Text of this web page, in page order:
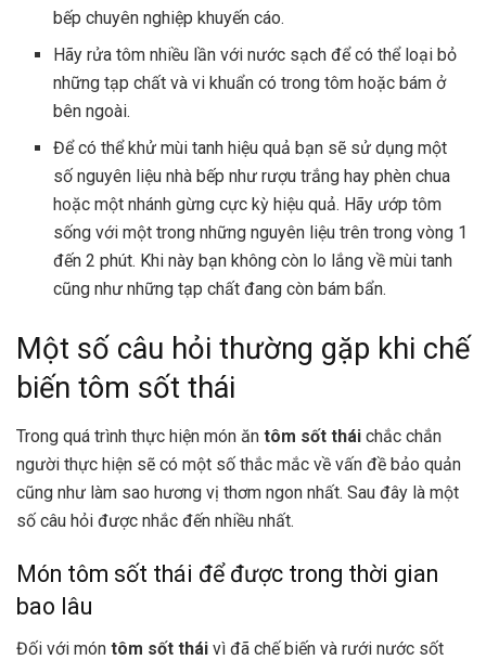
bếp chuyên nghiệp khuyến cáo.
Hãy rửa tôm nhiều lần với nước sạch để có thể loại bỏ
những tạp chất và vi khuẩn có trong tôm hoặc bám ở
bên ngoài.
Để có thể khử mùi tanh hiệu quả bạn sẽ sử dụng một
số nguyên liệu nhà bếp như rượu trắng hay phèn chua
hoặc một nhánh gừng cực kỳ hiệu quả. Hãy ướp tôm
sống với một trong những nguyên liệu trên trong vòng 1
đến 2 phút. Khi này bạn không còn lo lắng về mùi tanh
cũng như những tạp chất đang còn bám bẩn.
Một số câu hỏi thường gặp khi chế
biến tôm sốt thái
Trong quá trình thực hiện món ăn tôm sốt thái chắc chắn
người thực hiện sẽ có một số thắc mắc về vấn đề bảo quản
cũng như làm sao hương vị thơm ngon nhất. Sau đây là một
số câu hỏi được nhắc đến nhiều nhất.
Món tôm sốt thái để được trong thời gian
bao lâu
Đối với món tôm sốt thái vì đã chế biến và rưới nước sốt